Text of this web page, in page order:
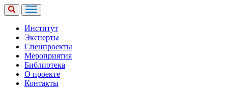
Институт
Эксперты
Спецпроекты
Мероприятия
Библиотека
О проекте
Контакты